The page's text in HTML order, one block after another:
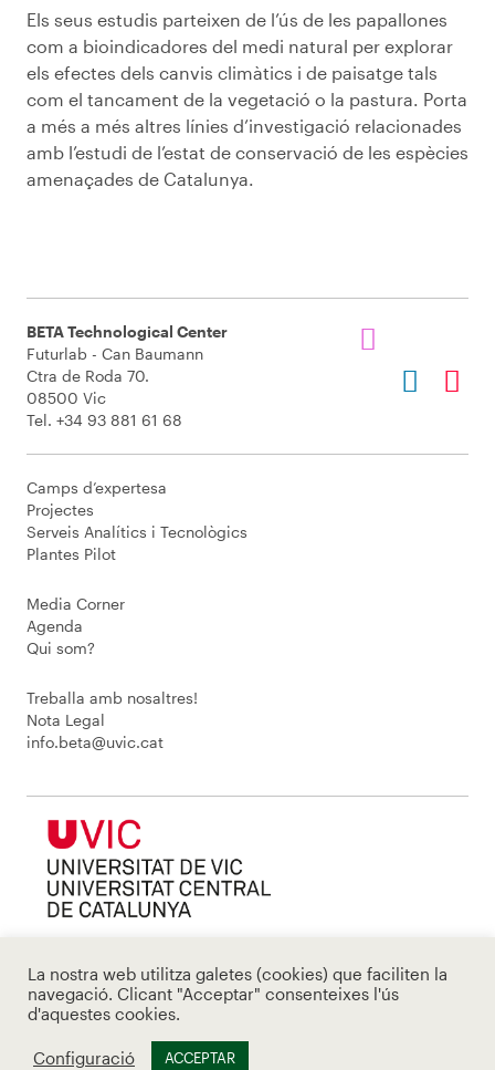
Els seus estudis parteixen de l’ús de les papallones
com a bioindicadores del medi natural per explorar
els efectes dels canvis climàtics i de paisatge tals
com el tancament de la vegetació o la pastura. Porta
a més a més altres línies d’investigació relacionades
amb l’estudi de l’estat de conservació de les espècies
amenaçades de Catalunya.
BETA Technological Center
Futurlab - Can Baumann
Ctra de Roda 70.
08500 Vic
Tel. +34 93 881 61 68
Camps d’expertesa
Projectes
Serveis Analítics i Tecnològics
Plantes Pilot
Media Corner
Agenda
Qui som?
Treballa amb nosaltres!
Nota Legal
info.beta@uvic.cat
La nostra web utilitza galetes (cookies) que faciliten la
navegació. Clicant "Acceptar" consenteixes l'ús
d'aquestes cookies.
Configuració ACCEPTAR